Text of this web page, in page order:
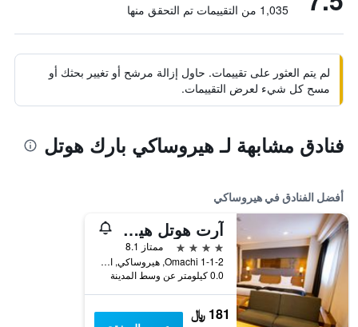
1,035 من التقييمات تم التحقق منها
لم يتم العثور على تقييمات. حاول إزالة مرشح أو تغيير بحثك أو
مسح كل شيء لعرض التقييمات.
فنادق مشابهة لـ هيروساكي بارك هوتل
أفضل الفنادق في هيروساكي
آرت هوتل هيروساكي سيتي
4 نجوم
ممتاز 8.1
1-1-2 Omachi, هيروساكي, اليابان
0.0 كيلومتر عن وسط المدينة
181 ﷼